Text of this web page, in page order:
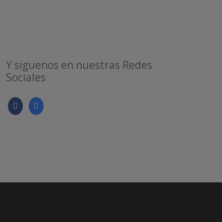
Y siguenos en nuestras Redes
Sociales